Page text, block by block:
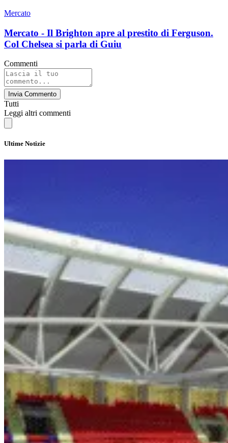
Mercato
Mercato - Il Brighton apre al prestito di Ferguson.
Col Chelsea si parla di Guiu
Commenti
Invia Commento
Tutti
Leggi altri commenti
Ultime Notizie